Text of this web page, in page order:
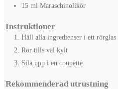
15 ml Maraschinolikör
Instruktioner
Häll alla ingredienser i ett
Rör tills väl kylt
Sila upp i en coupette
Rekommenderad utrustning